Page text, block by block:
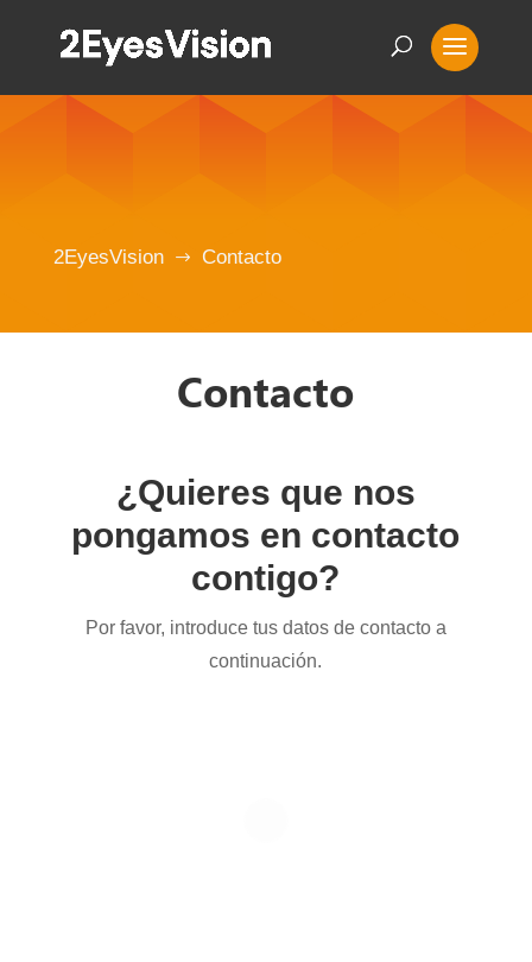
2EyesVision $ Contacto
Contacto
¿Quieres que nos
pongamos en contacto
contigo?
Por favor, introduce tus datos de contacto a
continuación.